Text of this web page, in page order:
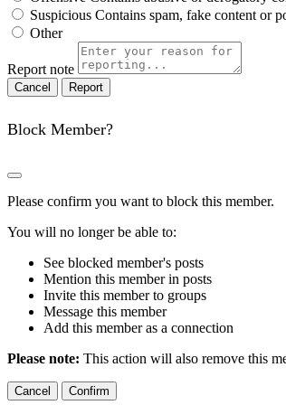
Suspicious Contains spam, fake content or
Other
Report note
Report
Block Member?
Please confirm you want to block this member.
You will no longer be able to:
See blocked member's posts
Mention this member in posts
Invite this member to groups
Message this member
Add this member as a connection
Please note: This action will also remove this
Confirm